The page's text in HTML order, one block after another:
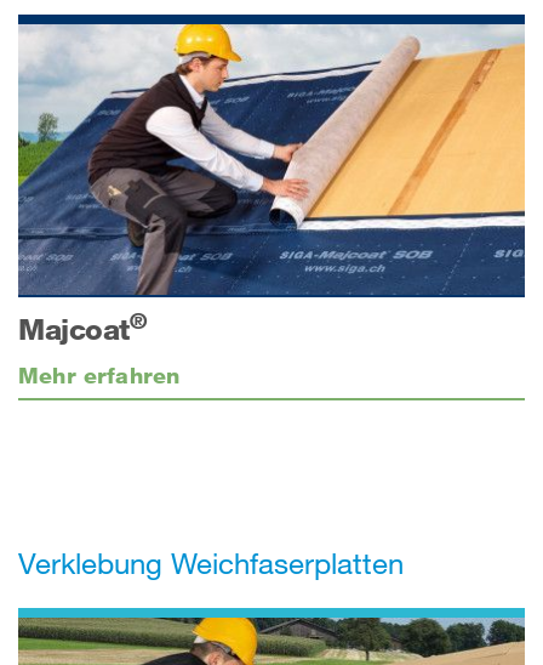
Majcoat®
Mehr erfahren
Verklebung Weichfaserplatten